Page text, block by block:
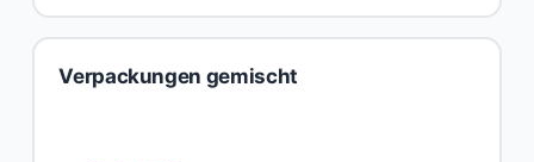
Verpackungen gemischt